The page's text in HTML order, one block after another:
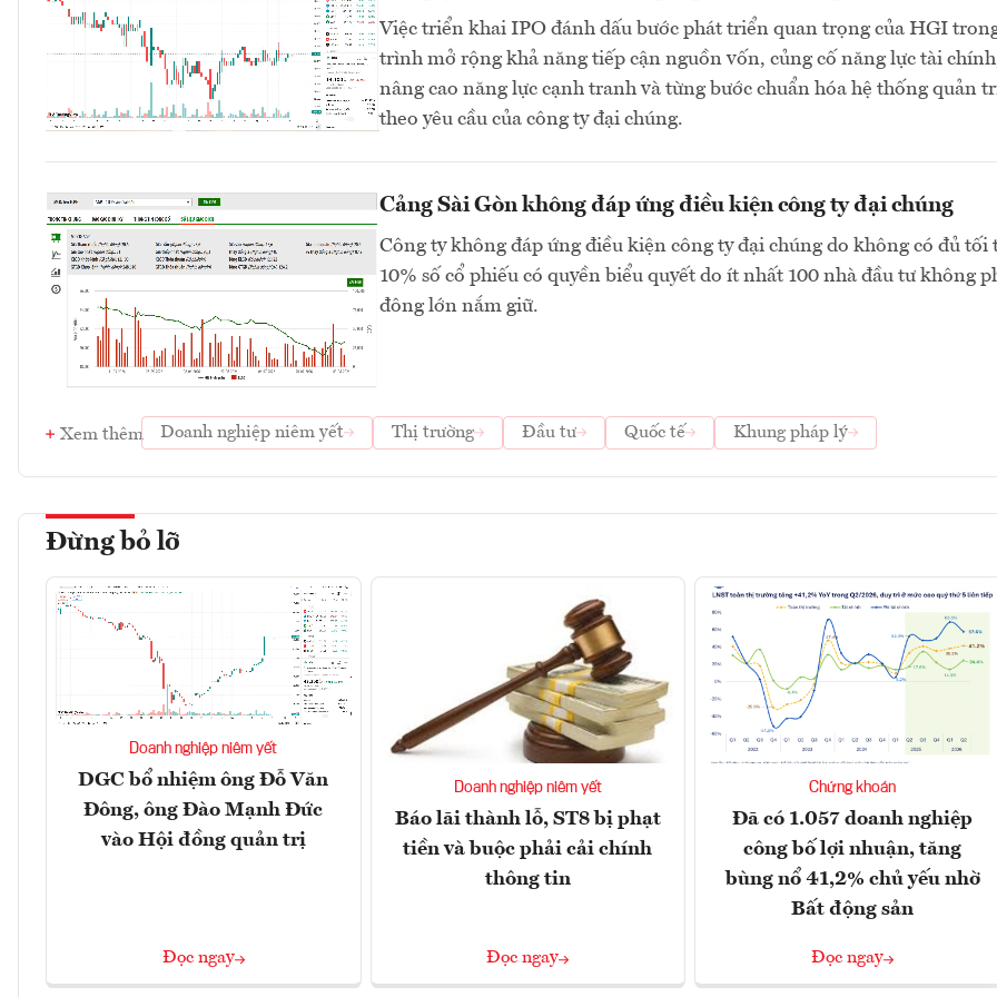
Việc triển khai IPO đánh dấu bước phát triển quan trọng của HGI
trình mở rộng khả năng tiếp cận nguồn vốn, củng cố năng lực tài
nâng cao năng lực cạnh tranh và từng bước chuẩn hóa hệ thống quản
theo yêu cầu của công ty đại chúng.
Cảng Sài Gòn không đáp ứng điều kiện công ty đại chúng
Công ty không đáp ứng điều kiện công ty đại chúng do không có đủ tối
10% số cổ phiếu có quyền biểu quyết do ít nhất 100 nhà đầu tư không
đông lớn nắm giữ.
Xem thêm Doanh nghiệp niêm yết Thị trường Đầu tư Quốc tế Khung pháp lý
Đừng bỏ lỡ
Doanh nghiệp niêm yết
DGC bổ nhiệm ông Đỗ Văn
Đông, ông Đào Mạnh Đức
vào Hội đồng quản trị
Đọc ngay
Doanh nghiệp niêm yết
Báo lãi thành lỗ, ST8 bị phạt
tiền và buộc phải cải chính
thông tin
Đọc ngay
Chứng khoán
Đã có 1.057 doanh nghiệp
công bố lợi nhuận, tăng
bùng nổ 41,2% chủ yếu nhờ
Bất động sản
Đọc ngay